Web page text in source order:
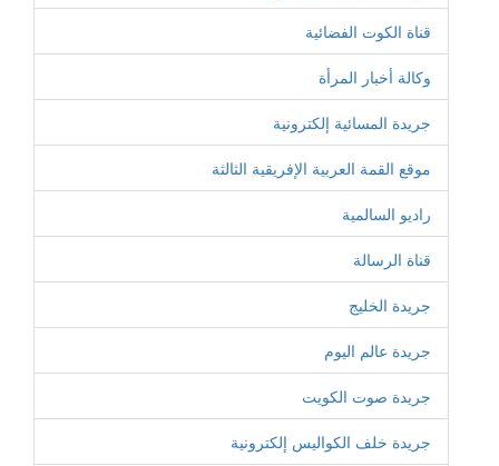
قناة الكوت الفضائية
وكالة أخبار المرأة
جريدة المسائية إلكترونية
موقع القمة العربية الإفريقية الثالثة
راديو السالمية
قناة الرسالة
جريدة الخليج
جريدة عالم اليوم
جريدة صوت الكويت
جريدة خلف الكواليس إلكترونية